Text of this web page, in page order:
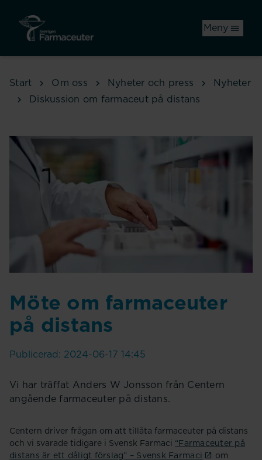
Meny
Start Om oss Nyheter och press
Nyheter
Diskussion om farmaceut på distans
Möte om farmaceuter
på distans
Publicerad: 2024-06-17 14:45
Vi har träffat Anders W Jonsson från Centern
angående farmaceuter på distans.
Centern driver frågan om att tillåta farmaceuter på distans
och vi svarade tidigare i Svensk Farmaci “Farmaceuter på
distans är ett dåligt förslag” – Svensk Farmaci
om